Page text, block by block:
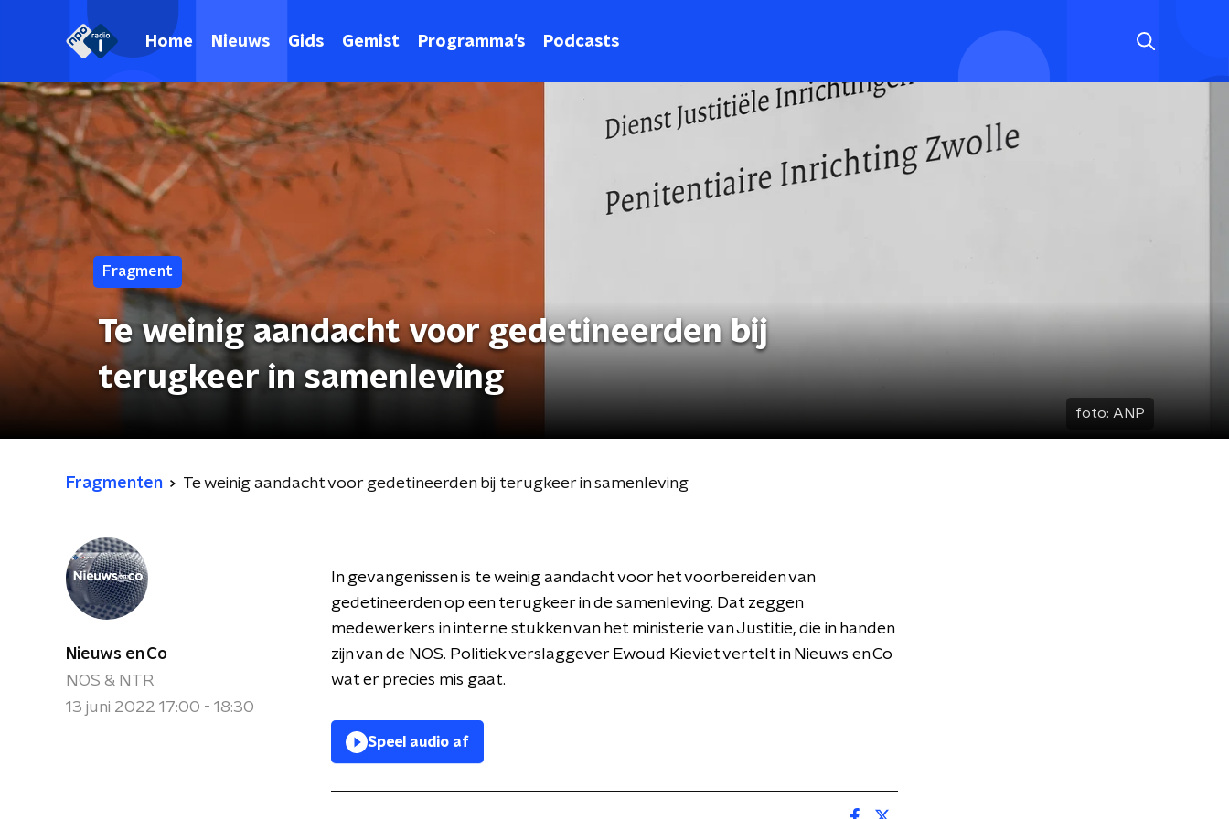
Home Nieuws Gids Gemist Programma's Podcasts
Fragment
Te weinig aandacht voor gedetineerden bij
terugkeer in samenleving
foto: ANP
Fragmenten Te weinig aandacht voor gedetineerden bij terugkeer in samenleving
Nieuws en Co
NOS & NTR
13 juni 2022 17:00 - 18:30
In gevangenissen is te weinig aandacht voor het voorbereiden van
gedetineerden op een terugkeer in de samenleving. Dat zeggen
medewerkers in interne stukken van het ministerie van Justitie, die in handen
zijn van de NOS. Politiek verslaggever Ewoud Kieviet vertelt in Nieuws en Co
wat er precies mis gaat.
Speel audio af